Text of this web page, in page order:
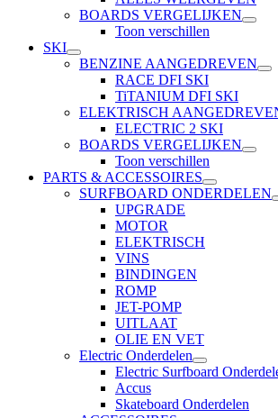
BOARDS VERGELIJKEN
Toon verschillen
SKI
BENZINE AANGEDREVEN
RACE DFI SKI
TiTANIUM DFI SKI
ELEKTRISCH
ELECTRIC 2 SKI
BOARDS VERGELIJKEN
Toon verschillen
PARTS & ACCESSOIRES
SURFBOARD ONDERDELEN
UPGRADE
MOTOR
ELEKTRISCH
VINS
BINDINGEN
ROMP
JET-POMP
UITLAAT
OLIE EN VET
Electric Onderdelen
Electric Surfboard
Accus
Skateboard Onderdelen